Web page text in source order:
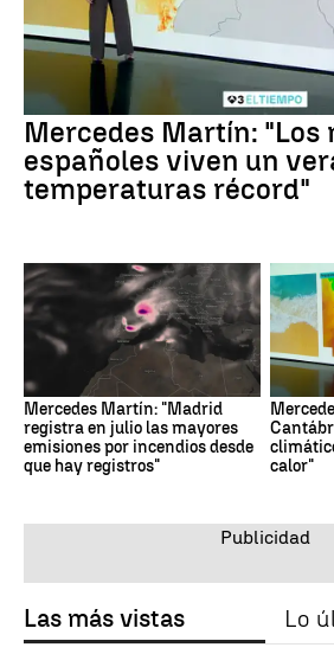
Mercedes Martín: "Los
españoles viven un
temperaturas récord"
Mercedes Martín: "Madrid
registra en julio las mayores
emisiones por incendios desde
que hay registros"
calor"
Las más vistas Lo